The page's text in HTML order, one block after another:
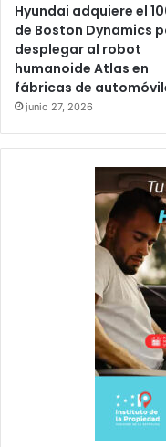
Hyundai adquiere el
de Boston Dynamics
desplegar al robot
humanoide Atlas en
fábricas de
junio 27, 2026